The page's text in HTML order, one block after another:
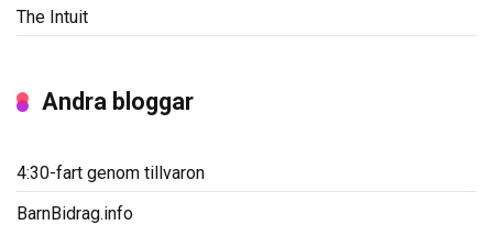
The Intuit
Andra bloggar
4:30-fart genom tillvaron
BarnBidrag.info